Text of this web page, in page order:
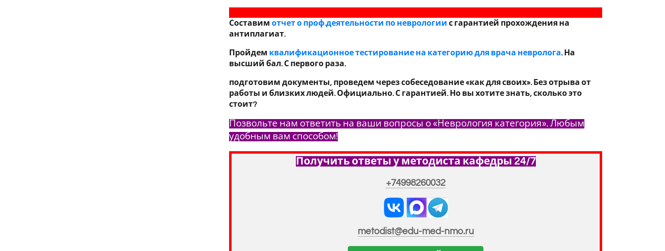
Составим отчет о проф.деятельности по неврологии с гарантией прохождения на
антиплагиат.
Пройдем квалификационное тестирование на категорию для врача невролога. На
высший бал. С первого раза.
подготовим документы, проведем через собеседование «как для своих». Без отрыва от
работы и близких людей. Официально. С гарантией. Но вы хотите знать, сколько это
стоит?
Позвольте нам ответить на ваши вопросы о «Неврология категория». Любым
удобным вам способом!
Получить ответы у методиста кафедры 24/7
+74998260032
metodist@edu-med-nmo.ru